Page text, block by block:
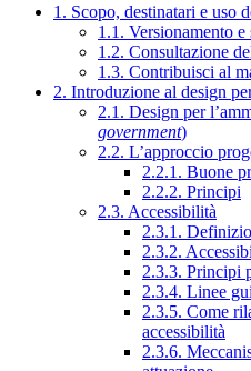
1. Scopo, destinatari e uso
1.1. Versionamento e
1.2. Consultazione
1.3. Contribuisci al
2. Introduzione al design
2.1. Design per
government)
2.2. L’approccio
2.2.1. Buone
2.2.2. Principi
2.3. Accessibilità
2.3.1.
2.3.2.
2.3.3. Principi
2.3.4. Linee
2.3.5. Come
accessibilità
2.3.6.